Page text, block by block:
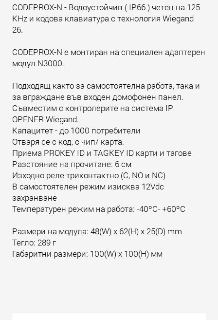
CODEPROX-N - Водоустойчив ( IP66 ) четец на 125
KHz и кодова клавиатура с технология Wiegand
26.
CODEPROX-N е монтиран на специален адаптерен
модул N3000.
Подходящ както за самостоятелна работа, така и
за вграждане във входен домофонен панел.
Съвместим с контролерите на система IP
OPENER Wiegand.
Капацитет - до 1000 потребители
Отваря се с код, с чип/ карта.
Приема PROKEY ID и TAGKEY ID карти и тагове
Разстояние на прочитане: 6 см
Изходно реле триконтактно (C, NO и NC)
В самостоятелен режим изисква 12Vdc
захранване
Температурен режим на работа: -40ºC- +60ºC
Размери на модула: 48(W) x 62(H) x 25(D) mm
Тегло: 289 г
Габаритни размери: 100(W) x 100(H) мм